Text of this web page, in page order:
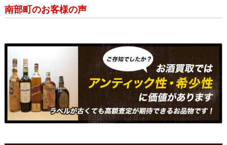
南部町のお客様の声